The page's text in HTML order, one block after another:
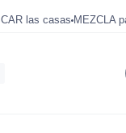
las casas MEZCLA